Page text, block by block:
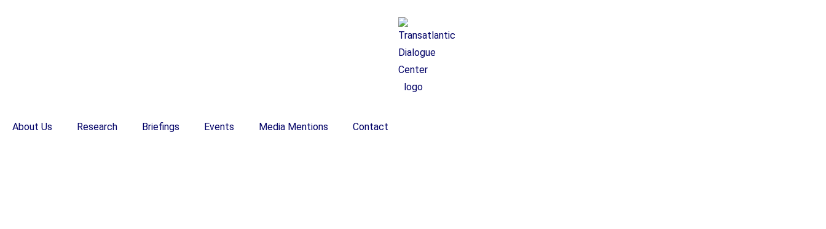
About Us Research Briefings Events Media Mentions Contact